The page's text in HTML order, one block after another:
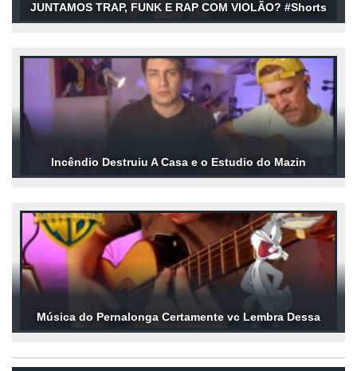
JUNTAMOS TRAP, FUNK E RAP COM VIOLÃO? #Shorts
Incêndio Destruiu A Casa e o Estudio do Mazin
Música do Pernalonga Certamente vc Lembra Dessa